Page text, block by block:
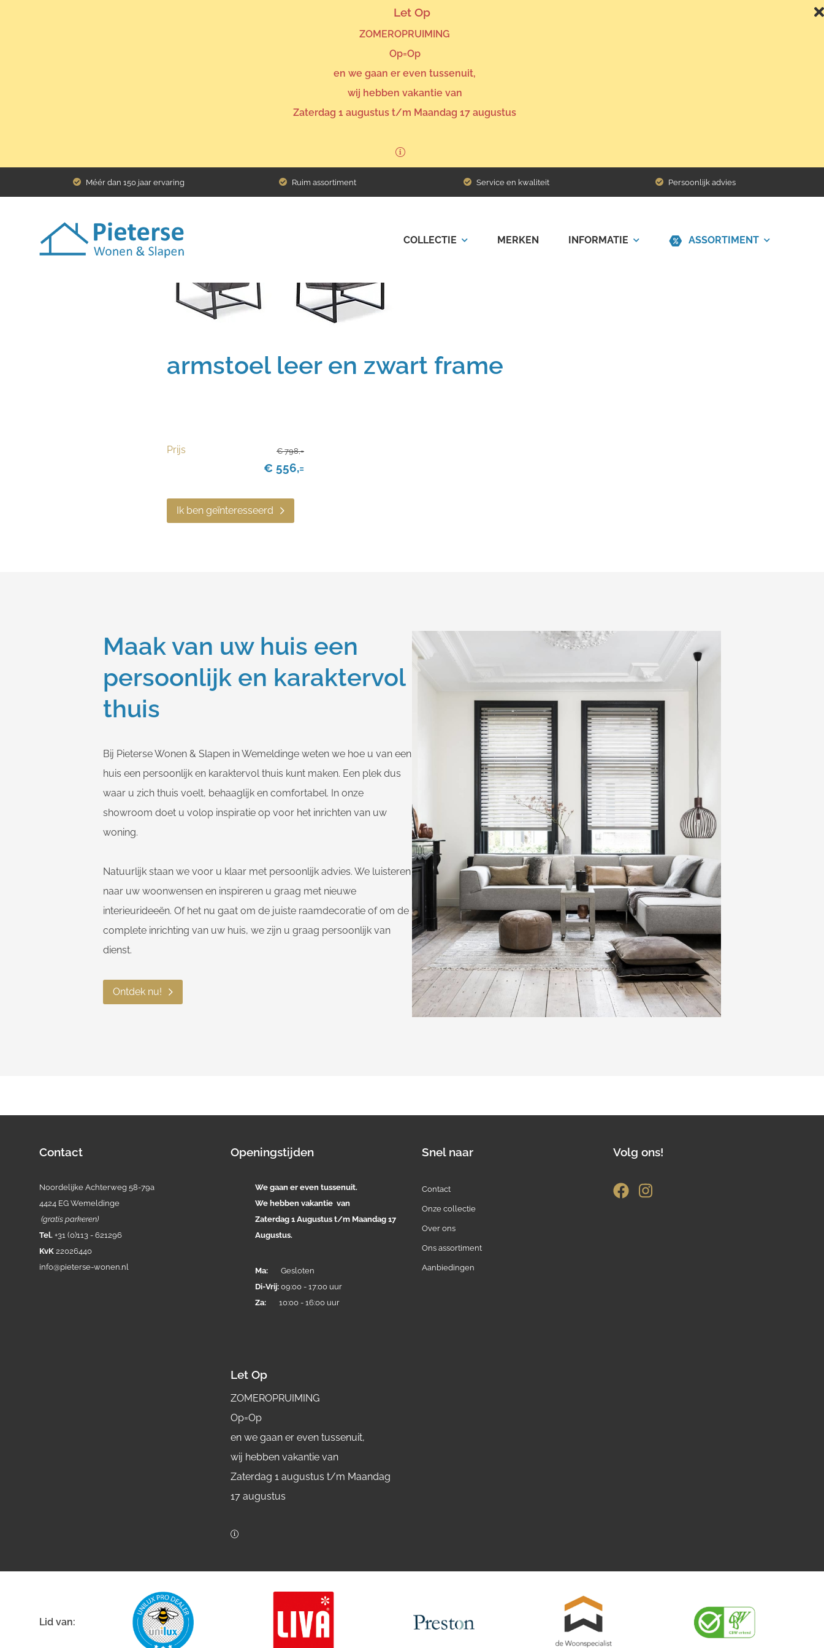
Méér dan 150 jaar ervaring Ruim assortiment Service en kwaliteit Persoonlijk advies
Let Op
ZOMEROPRUIMING
Op=Op
en we gaan er even tussenuit,
wij hebben vakantie van
Zaterdag 1 augustus t/m Maandag 17 augustus
COLLECTIE MERKEN INFORMATIE ASSORTIMENT
armstoel leer en zwart frame
Prijs € 798,=
€ 556,=
Ik ben geïnteresseerd
Maak van uw huis een
persoonlijk en karaktervol
thuis
Bij Pieterse Wonen & Slapen in Wemeldinge weten we hoe u van een
huis een persoonlijk en karaktervol thuis kunt maken. Een plek dus
waar u zich thuis voelt, behaaglijk en comfortabel. In onze
showroom doet u volop inspiratie op voor het inrichten van uw
woning.
Natuurlijk staan we voor u klaar met persoonlijk advies. We luisteren
naar uw woonwensen en inspireren u graag met nieuwe
interieurideeën. Of het nu gaat om de juiste raamdecoratie of om de
complete inrichting van uw huis, we zijn u graag persoonlijk van
dienst.
Ontdek nu!
Contact
Noordelijke Achterweg 58-79a
4424 EG Wemeldinge
(gratis parkeren)
Tel.+31 (0)113 - 621296
KvK 22026440
info@pieterse-wonen.nl
Openingstijden
We gaan er even tussenuit.
We hebben vakantie van
Zaterdag 1 Augustus t/m Maandag 17
Augustus.
Ma: Gesloten
Di-Vrij:09:00 - 17:00 uur
Za: 10:00 - 16:00 uur
Let Op
ZOMEROPRUIMING
Op=Op
en we gaan er even tussenuit,
wij hebben vakantie van
Zaterdag 1 augustus t/m Maandag
17 augustus
Snel naar
Contact
Onze collectie
Over ons
Ons assortiment
Aanbiedingen
Volg ons!
Lid van: